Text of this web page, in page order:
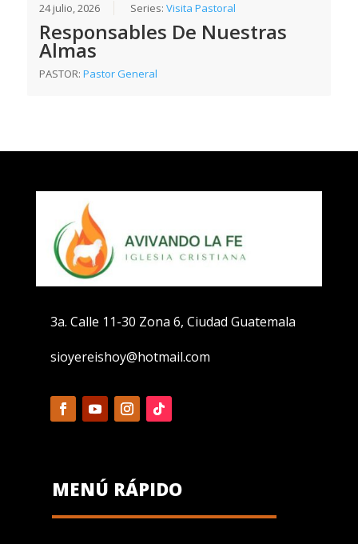
24 julio, 2026 Series:Visita Pastoral
Responsables De Nuestras
Almas
PASTOR:Pastor General
3a. Calle 11-30 Zona 6, Ciudad Guatemala
sioyereishoy@hotmail.com
MENÚ RÁPIDO